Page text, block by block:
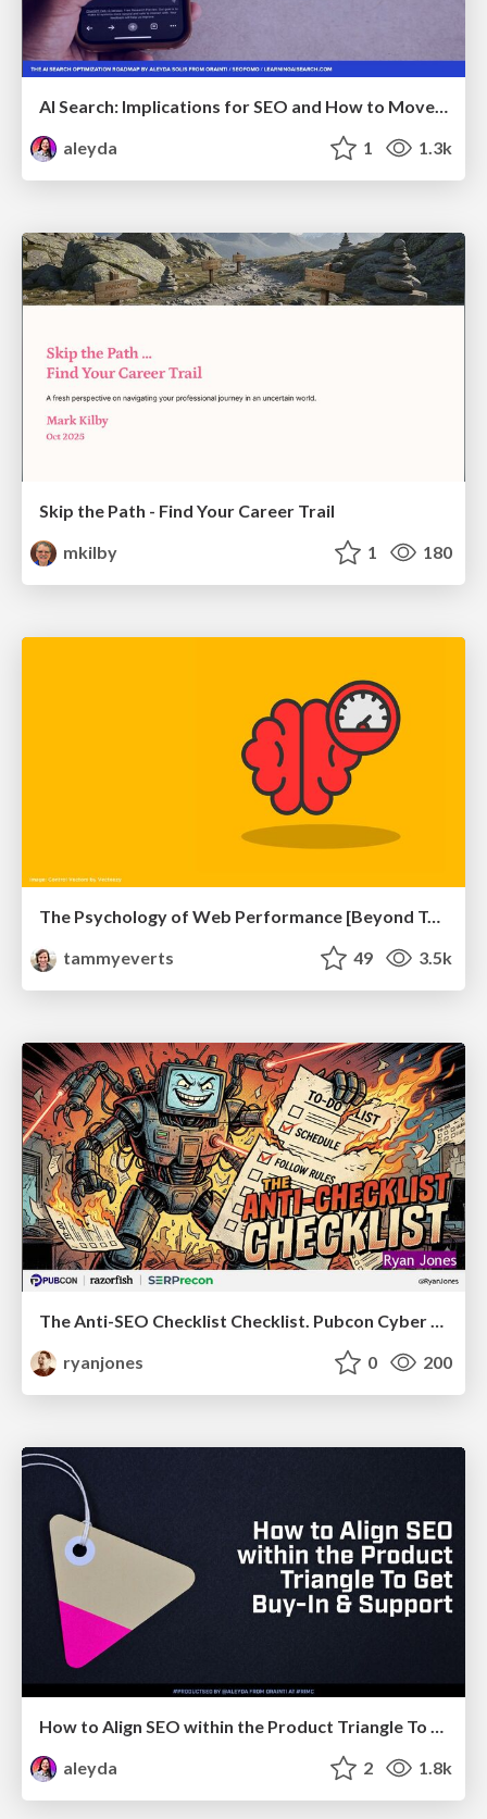
AI Search: Implications for SEO and How to Move Forward - #ShenzhenSEOConference
aleyda
1 1.3k
Skip the Path - Find Your Career Trail
mkilby
1 180
The Psychology of Web Performance [Beyond Tellerrand 2023]
tammyeverts
49 3.5k
The Anti-SEO Checklist Checklist. Pubcon Cyber Week
ryanjones
0 200
aleyda
2 1.8k